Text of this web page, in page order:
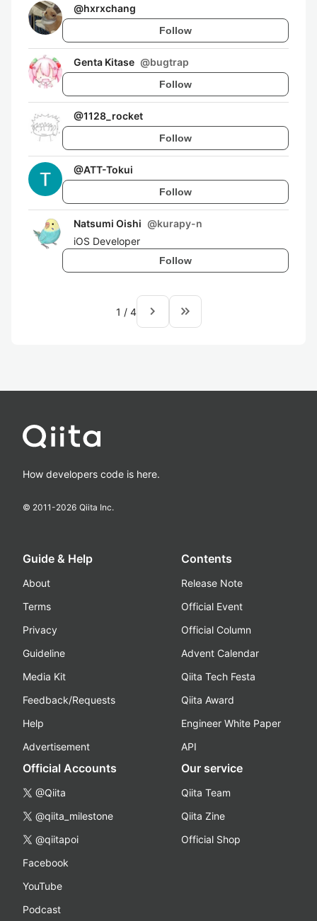
@hxrxchang
Follow
Genta Kitase @bugtrap
Follow
@1128_rocket
Follow
@ATT-Tokui
Follow
Natsumi Oishi @kurapy-n
iOS Developer
Follow
1 / 4 navigate_next keyboard_double_arrow_right
How developers code is here.
© 2011-2026 Qiita Inc.
Guide & Help
About
Terms
Privacy
Guideline
Media Kit
Feedback/Requests
Help
Advertisement
Contents
Release Note
Official Event
Official Column
Advent Calendar
Qiita Tech Festa
Qiita Award
Engineer White Paper
API
Official Accounts
@Qiita
@qiita_milestone
@qiitapoi
Facebook
YouTube
Podcast
Our service
Qiita Team
Qiita Zine
Official Shop